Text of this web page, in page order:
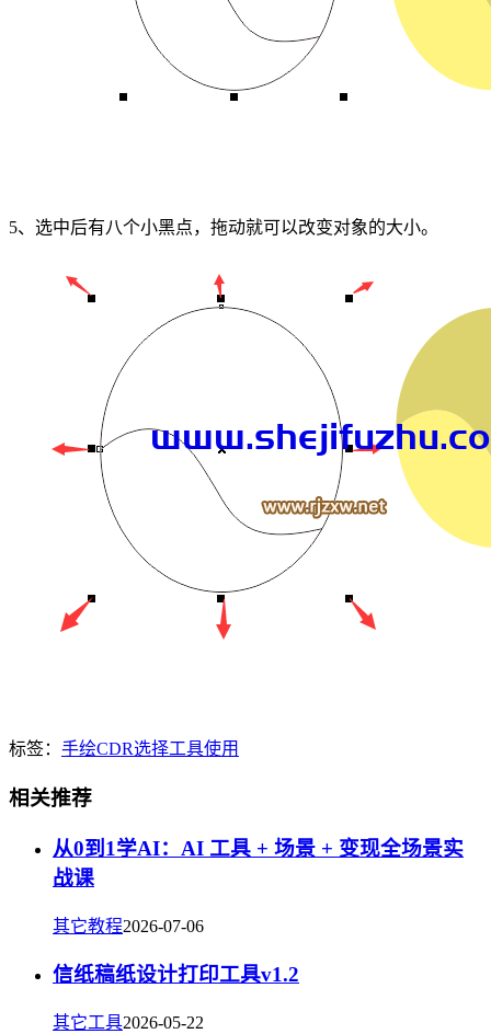
5、选中后有八个小黑点，拖动就可以改变对象的大小。
标签： 手绘CDR选择工具使用
相关推荐
从0到1学AI：AI 工具 + 场景 + 变现全场景实
战课
其它教程2026-07-06
信纸稿纸设计打印工具v1.2
其它工具2026-05-22